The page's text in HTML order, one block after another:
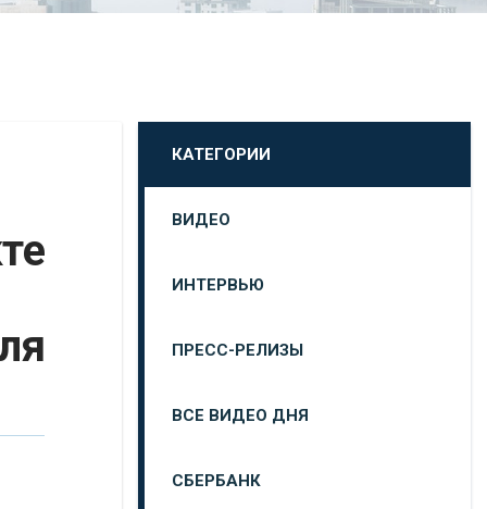
КАТЕГОРИИ
ВИДЕО
ИНТЕРВЬЮ
ПРЕСС-РЕЛИЗЫ
ВСЕ ВИДЕО ДНЯ
СБЕРБАНК